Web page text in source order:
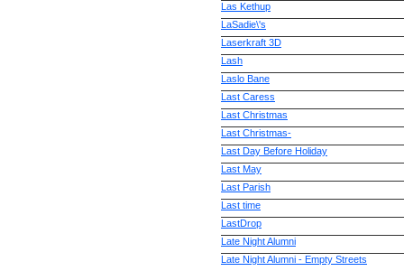
Las Kethup
LaSadie\'s
Laserkraft 3D
Lash
Laslo Bane
Last Caress
Last Christmas
Last Christmas-
Last Day Before Holiday
Last May
Last Parish
Last time
LastDrop
Late Night Alumni
Late Night Alumni - Empty Streets